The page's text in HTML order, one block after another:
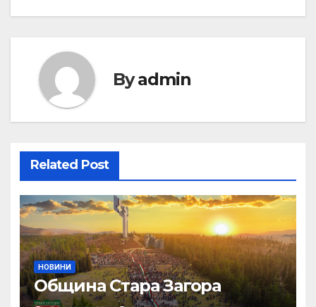
Byadmin
Related Post
НОВИНИ
Община Стара Загора